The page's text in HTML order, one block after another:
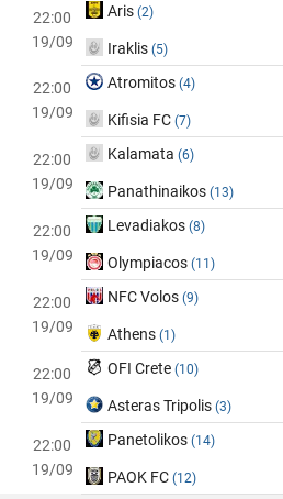
22:00
19/09
Aris (2)
Iraklis (5)
22:00
19/09
Atromitos (4)
Kifisia FC (7)
22:00
19/09
Kalamata (6)
Panathinaikos (13)
22:00
19/09
Levadiakos (8)
Olympiacos (11)
22:00
19/09
NFC Volos (9)
Athens (1)
22:00
19/09
OFI Crete (10)
Asteras Tripolis (3)
22:00
19/09
Panetolikos (14)
PAOK FC (12)